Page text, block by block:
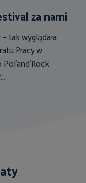
za nami
tak wyglądała
Pracy w
Pol'and'Rock